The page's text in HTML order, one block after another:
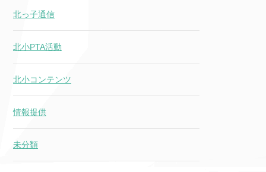
北っ子通信
北小PTA活動
北小コンテンツ
情報提供
未分類